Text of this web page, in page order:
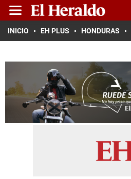
INICIO EH PLUS HONDURAS